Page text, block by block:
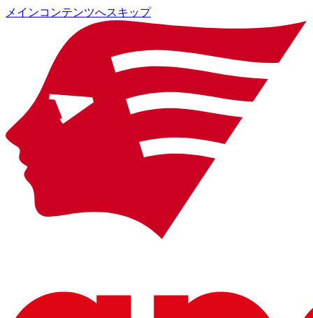
メインコンテンツへスキップ